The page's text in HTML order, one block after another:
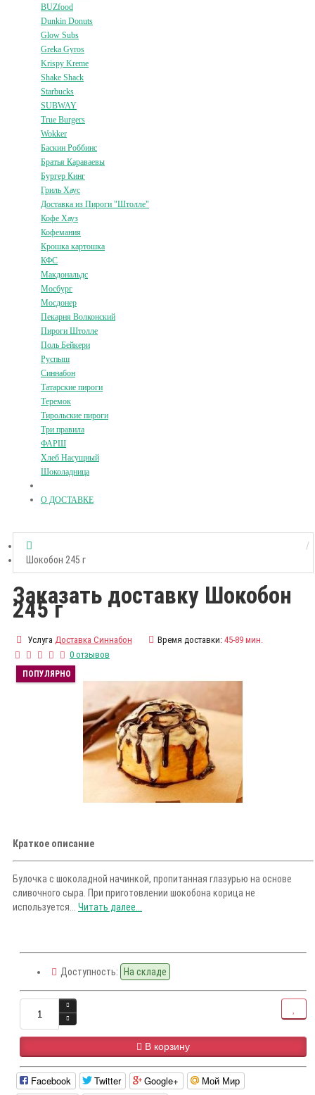
BUZfood
Dunkin Donuts
Glow Subs
Greka Gyros
Krispy Kreme
Shake Shack
Starbucks
SUBWAY
True Burgers
Wokker
Баскин Роббинс
Братья Караваевы
Бургер Кинг
Гриль Хаус
Доставка из Пироги "Штолле"
Кофе Хауз
Кофемания
Крошка картошка
КФС
Макдональдс
Мосбург
Мосдонер
Пекарня Волконский
Пироги Штолле
Поль Бейкери
Руспыш
Синнабон
Татарские пироги
Теремок
Тирольские пироги
Три правила
ФАРШ
Хлеб Насущный
Шоколадница
О ДОСТАВКЕ
Шокобон 245 г
Заказать доставку Шокобон
245 г
Услуга Доставка Синнабон Время доставки: 45-89 мин.
0 отзывов
ПОПУЛЯРНО
Краткое описание
Булочка с шоколадной начинкой, пропитанная глазурью на основе
сливочного сыра. При приготовлении шокобона корица не
используется... Читать далее...
Доступность: На складе
В корзину
Facebook Twitter Google+ Мой Мир